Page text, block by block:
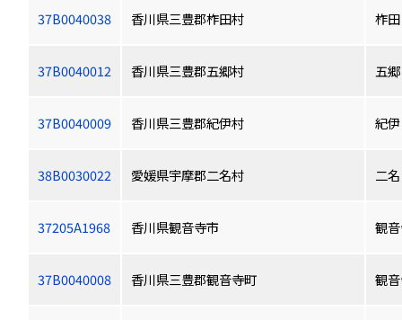
37B0040038 香川県三豊郡柞田村 柞田
37B0040012 香川県三豊郡五郷村 五郷
37B0040009 香川県三豊郡紀伊村 紀伊
38B0030022 愛媛県宇摩郡二名村 二名
37205A1968 香川県観音寺市 観
37B0040008 香川県三豊郡観音寺町 観